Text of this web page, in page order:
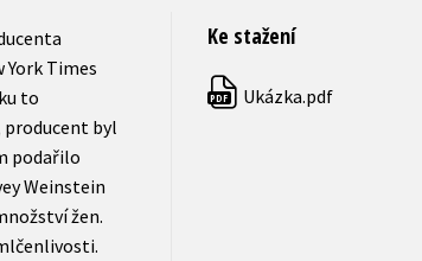
Times
to
producent byl
podařilo
Weinstein
žen.
Ke stažení
PDF Ukázka.pdf